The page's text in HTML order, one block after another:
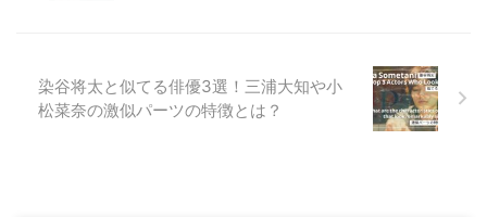
染谷将太と似てる俳優3選！三浦大知や小
松菜奈の激似パーツの特徴とは？